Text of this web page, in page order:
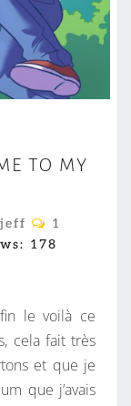
TO MY
C
M
A
I
R
E
1
178
le voilà ce
cela fait très
et que je
que j’avais